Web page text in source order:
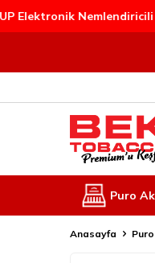
Humidorlarda
Puro
Anasayfa